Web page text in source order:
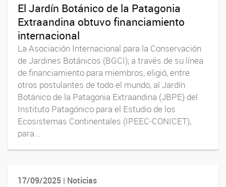
El Jardín Botánico de la Patagonia
Extraandina obtuvo financiamiento
internacional
La Asociación Internacional para la Conservación
de Jardines Botánicos (BGCI), a través de su línea
de financiamiento para miembros, eligió, entre
otros postulantes de todo el mundo, al Jardín
Botánico de la Patagonia Extraandina (JBPE) del
Instituto Patagónico para el Estudio de los
Ecosistemas Continentales (IPEEC-CONICET),
para...
17/09/2025 | Noticias